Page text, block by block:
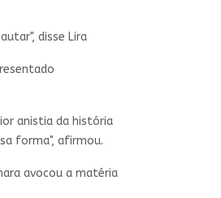
disse Lira
anistia da história
forma", afirmou.
avocou a matéria